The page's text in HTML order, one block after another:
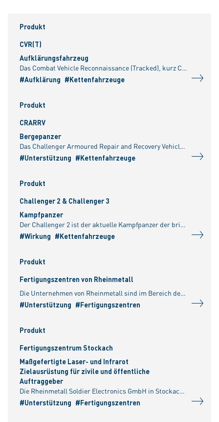
Produkt
CVR(T)
Aufklärungsfahrzeug
Das Combat Vehicle Reconnaissance (Tracked), kurz CVR(T), ist eine Familie leichter Kettenfahrzeuge, die in über 40 Jahren weiterentwickelt und modernisiert wurde. Der CVR(T) ist in vielen verschieden
#Aufklärung #Kettenfahrzeuge
Produkt
CRARRV
Bergepanzer
Das Challenger Armoured Repair and Recovery Vehicle (CRARRV) ist für die Bergung beschädigter Panzer sowie Instandsetzungsarbeiten auf dem Gefechtsfeld bestimmt. / Das Fahrzeug verfügt über zwei Sei
#Unterstützung #Kettenfahrzeuge
Produkt
Challenger 2 & Challenger 3
Kampfpanzer
Der Challenger 2 ist der aktuelle Kampfpanzer der britischen Streitkräfte und der königlich-omanischen Streitkräfte. / Der hochmobile Challenger 2 ist schwer gepanzert und für das hochintensive Gefe
#Wirkung #Kettenfahrzeuge
Produkt
Fertigungszentren von Rheinmetall
Die Unternehmen von Rheinmetall sind im Bereich der mechanischen Fertigung mit den besten Maschinen ausgestattet und verfügen über modernste Produktionsverfahren, um den hohen Qualitätsanforderungen i
#Unterstützung #Fertigungszentren
Produkt
Fertigungszentrum Stockach
Maßgefertigte Laser- und Infrarot
Zielausrüstung für zivile und öffentliche
Auftraggeber
Die Rheinmetall Soldier Electronics GmbH in Stockach am Bodensee betreibt das Fertigungszentrum im Süden Deutschlands. Das Unternehmen ist auf die Entwicklung und Fertigung von Ausrüstung und Systemen
#Unterstützung #Fertigungszentren